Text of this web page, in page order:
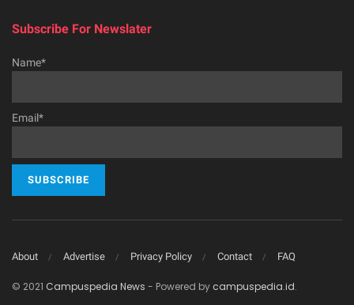
Subscribe For Newslater
Name*
Email*
About Advertise Privacy Policy Contact FAQ
© 2021 Campuspedia News - Powered by campuspedia.id.